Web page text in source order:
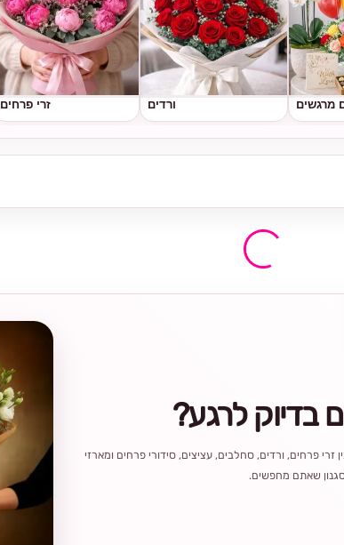
מרגשים ורדים זרי פרחים
בדיוק לרגע?
פרחים, ורדים, סחלבים, עציצים, סידורי פרחים ומארזי
שאתם מחפשים.